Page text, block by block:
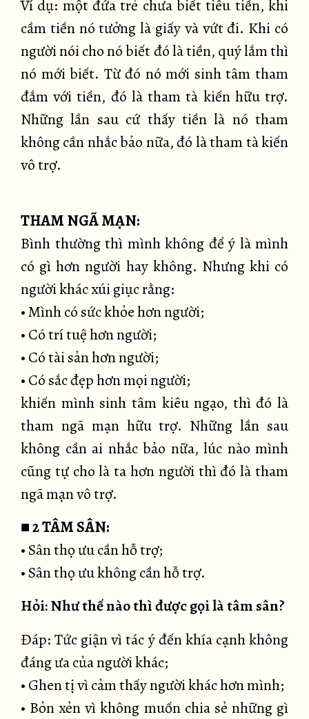
Ví dụ: một đứa trẻ chưa biết tiêu tiền, khi
cầm tiền nó tưởng là giấy và vứt đi. Khi có
người nói cho nó biết đó là tiền, quý lắm thì
nó mới biết. Từ đó nó mới sinh tâm tham
đắm với tiền, đó là tham tà kiến hữu trợ.
Những lần sau cứ thấy tiền là nó tham
không cần nhắc bảo nữa, đó là tham tà kiến
vô trợ.
THAM NGÃ MẠN:
Bình thường thì mình không để ý là mình
có gì hơn người hay không. Nhưng khi có
người khác xúi giục rằng:
• Mình có sức khỏe hơn người;
• Có trí tuệ hơn người;
• Có tài sản hơn người;
• Có sắc đẹp hơn mọi người;
khiến mình sinh tâm kiêu ngạo, thì đó là
tham ngã mạn hữu trợ. Những lần sau
không cần ai nhắc bảo nữa, lúc nào mình
cũng tự cho là ta hơn người thì đó là tham
ngã mạn vô trợ.
■2 TÂM SÂN:
• Sân thọ ưu cần hỗ trợ;
• Sân thọ ưu không cần hỗ trợ.
Hỏi: Như thế nào thì được gọi là tâm sân?
Đáp: Tức giận vì tác ý đến khía cạnh không
đáng ưa của người khác;
• Ghen tị vì cảm thấy người khác hơn mình;
• Bỏn xẻn vì không muốn chia sẻ những gì